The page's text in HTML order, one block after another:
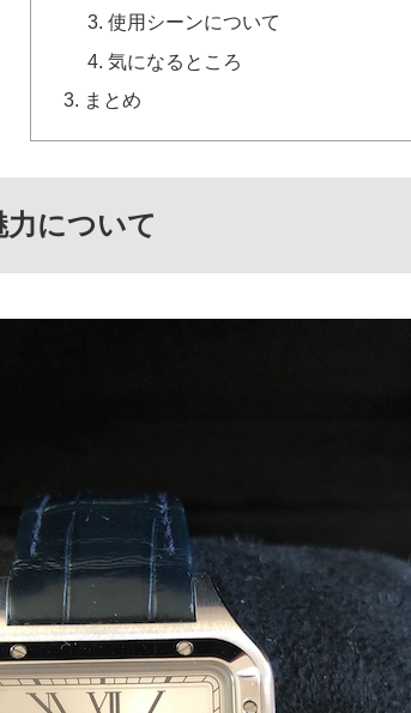
使用シーンについて
気になるところ
まとめ
について